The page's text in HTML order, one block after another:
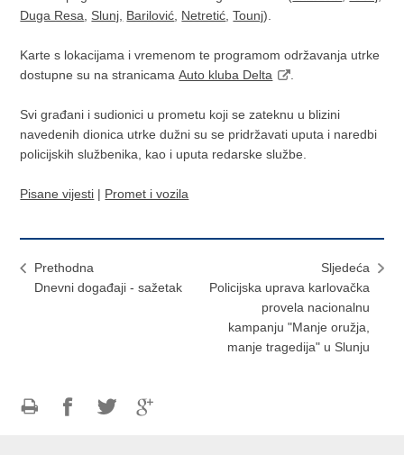
Duga Resa
Slunj, Barilović Netretić ,Tounj).
Karte s lokacijama i vremenom te programom održavanja utrke
dostupne su na stranicamaAuto kluba Delta
Svi građani i sudionici u prometu koji se zateknu u blizini
navedenih dionica utrke dužni su se pridržavati uputa i naredbi
policijskih službenika, kao i uputa redarske službe.
Pisane vijesti | Promet i vozila
Prethodna
Dnevni događaji - sažetak
Sljedeća
Policijska uprava karlovačka
provela nacionalnu
kampanju "Manje oružja,
manje tragedija" u Slunju